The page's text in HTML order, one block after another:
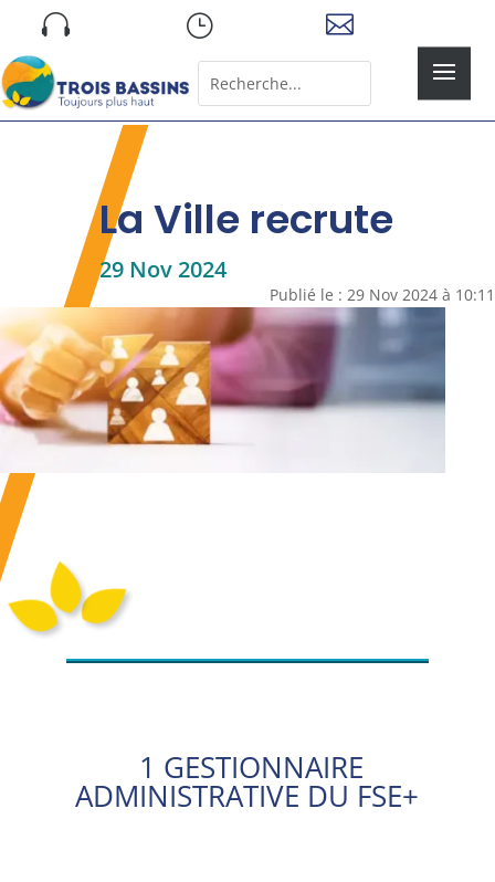
 } 
for...
La Ville recrute
29 Nov 2024
Publié le : 29 Nov 2024 à 10:11
1 GESTIONNAIRE
ADMINISTRATIVE DU FSE+